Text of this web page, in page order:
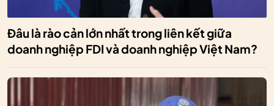
Đâu là rào cản lớn nhất trong liên kết giữa
doanh nghiệp FDI và doanh nghiệp Việt Nam?